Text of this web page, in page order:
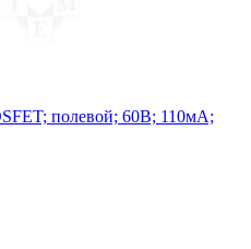
полевой; 60В; 110мА;